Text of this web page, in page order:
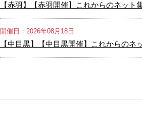
【赤羽】【赤羽開催】これからのネット
開催日：2026年08月18日
【中目黒】【中目黒開催】これからのネ
【世田谷】【世田谷開催】これからの